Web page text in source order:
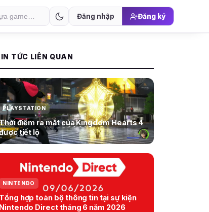
Đăng nhập Đăng ký
TỨC LIÊN QUAN
PLAYSTATION
điểm ra mắt của Kingdom Hearts 4
tiết lộ
NINTENDO
Tổng hợp toàn bộ thông tin tại sự kiện
Nintendo Direct tháng 6 năm 2026